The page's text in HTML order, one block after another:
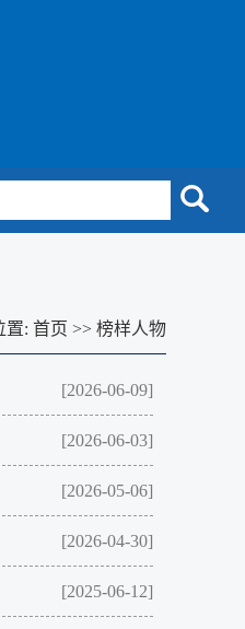
置: 首页 >> 榜样人物
[2026-06-09]
[2026-06-03]
[2026-05-06]
[2026-04-30]
[2025-06-12]